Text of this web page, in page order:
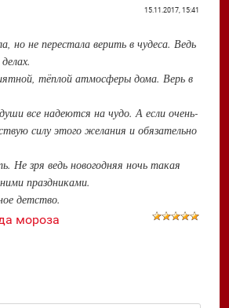
15.11.2017, 15:41
не перестала верить в чудеса. Ведь
тёплой атмосферы дома. Верь в
все надеются на чудо. А если очень-
силу этого желания и обязательно
Не зря ведь новогодняя ночь такая
праздниками.
детство.
мороза